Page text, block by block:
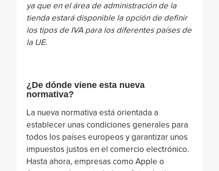
ya que en el área de administración de la
tienda estará disponible la opción de definir
los tipos de IVA para los diferentes países de
la UE.
¿De dónde viene esta nueva
normativa?
La nueva normativa está orientada a
establecer unas condiciones generales para
todos los países europeos y garantizar unos
impuestos justos en el comercio electrónico.
Hasta ahora, empresas como Apple o